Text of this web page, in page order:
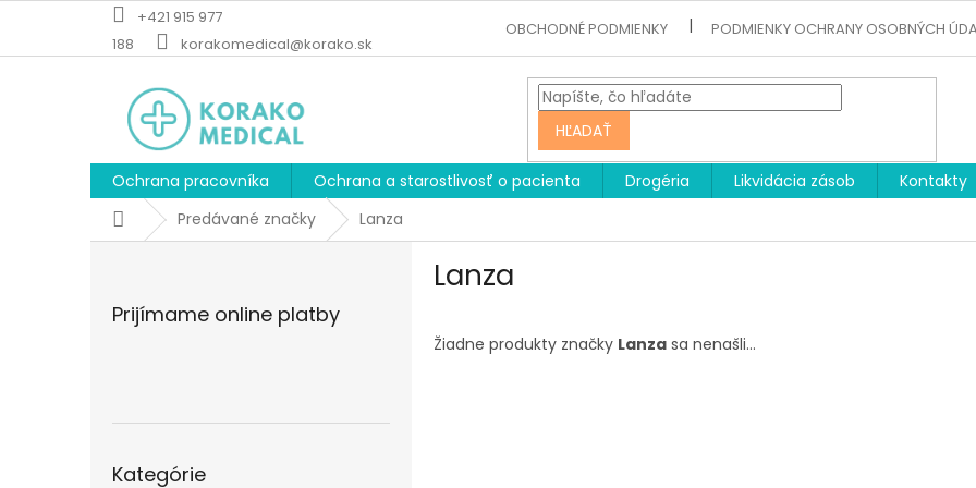
obsah
+421 915 977
188
korakomedical@korako.sk
OBCHODNÉ PODMIENKY PODMIENKY OCHRANY OSOBNÝCH
HĽADAŤ
Ochrana pracovníka Ochrana a starostlivosť o pacienta Drogéria Likvidácia zásob
Kontakty
DomovPredávané značky Lanza
Prijímame online platby
kategórie
Kategórie
Lanza
Žiadne produkty značky Lanza sa nenašli...